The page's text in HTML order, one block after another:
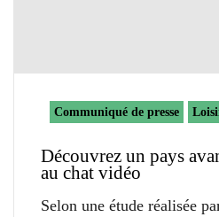
Communiqué de presse
Découvrez un pays
au chat vidéo
Selon une étude réalisée